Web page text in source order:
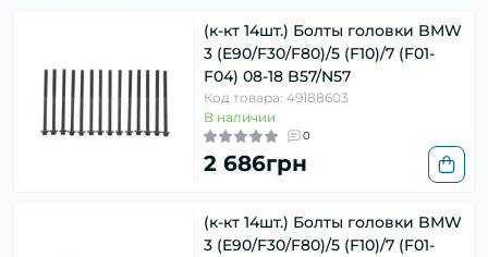
(к-кт 14шт.) Болты головки BMW
3 (E90/F30/F80)/5 (F10)/7 (F01-
F04) 08-18 B57/N57
Код товара: 49188603
В наличии
0
2 686грн
(к-кт 14шт.) Болты головки BMW
3 (E90/F30/F80)/5 (F10)/7 (F01-